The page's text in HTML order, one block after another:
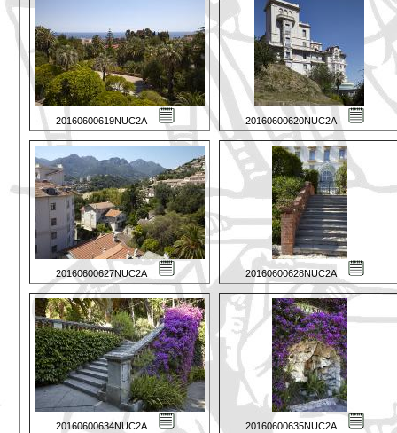
20160600619NUC2A 20160600620NUC2A
20160600627NUC2A 20160600628NUC2A
20160600634NUC2A 20160600635NUC2A